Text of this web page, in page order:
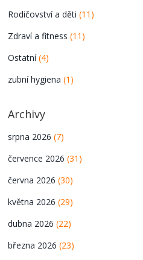
Rodičovství a děti(11)
Zdraví a fitness(11)
Ostatní(4)
zubní hygiena(1)
Archivy
srpna 2026(7)
července 2026(31)
června 2026(30)
května 2026(29)
dubna 2026(22)
března 2026(23)